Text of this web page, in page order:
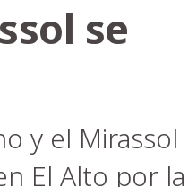
se
y el Mirassol
El Alto por la